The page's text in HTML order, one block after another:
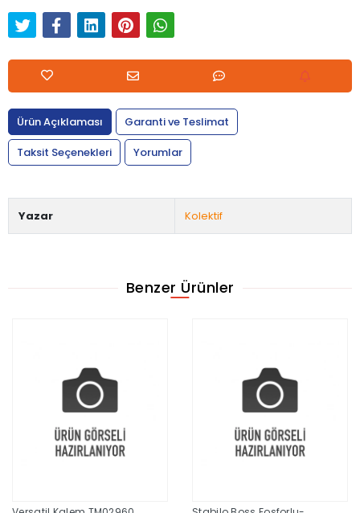
Ürün Açıklaması
Garanti ve Teslimat
Taksit Seçenekleri
Yorumlar
Yazar Kolektif
Benzer Ürünler